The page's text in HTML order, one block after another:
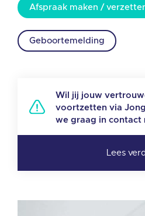
Afspraak maken /
Geboortemelding
Wil jij jouw
voortzetten via
we graag in contact